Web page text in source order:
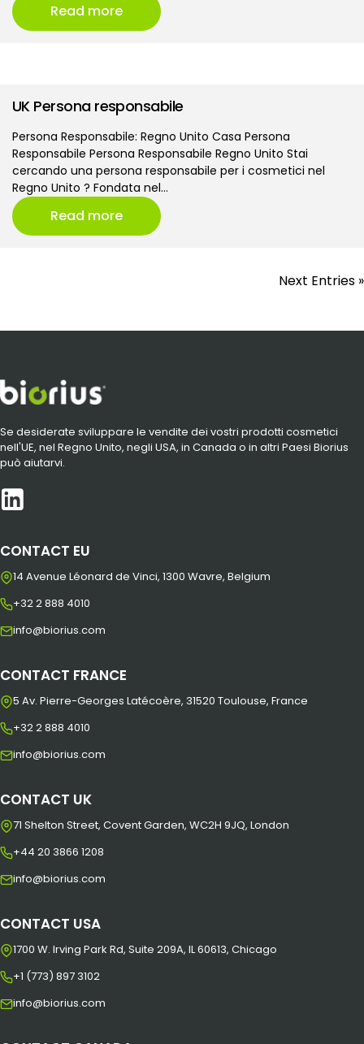
Read more
UK Persona responsabile
Persona Responsabile: Regno Unito Casa Persona
Responsabile Persona Responsabile Regno Unito Stai
cercando una persona responsabile per i cosmetici nel
Regno Unito ? Fondata nel…
Read more
Next Entries »
Se desiderate sviluppare le vendite dei vostri prodotti cosmetici
nell'UE, nel Regno Unito, negli USA, in Canada o in altri Paesi Biorius
può aiutarvi.
CONTACT EU
14 Avenue Léonard de Vinci, 1300 Wavre, Belgium
+32 2 888 4010
info@biorius.com
CONTACT FRANCE
5 Av. Pierre-Georges Latécoère, 31520 Toulouse, France
+32 2 888 4010
info@biorius.com
CONTACT UK
71 Shelton Street, Covent Garden, WC2H 9JQ, London
+44 20 3866 1208
info@biorius.com
CONTACT USA
1700 W. Irving Park Rd, Suite 209A, IL 60613, Chicago
+1 (773) 897 3102
info@biorius.com